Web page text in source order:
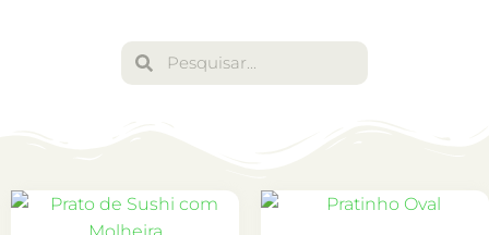
Clique aqui